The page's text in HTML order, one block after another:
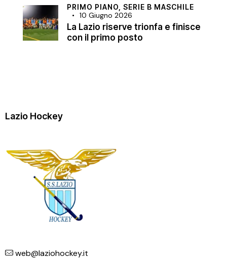
PRIMO PIANO, SERIE B MASCHILE
10 Giugno 2026
La Lazio riserve trionfa e finisce
con il primo posto
Lazio Hockey
web@laziohockey.it